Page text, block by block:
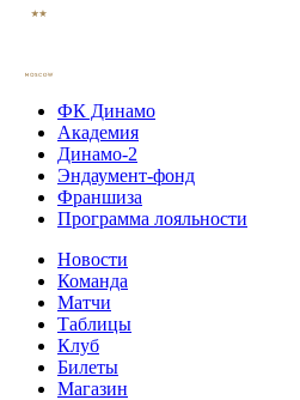
ФК Динамо
Академия
Динамо-2
Эндаумент-фонд
Франшиза
Программа лояльности
Новости
Команда
Матчи
Таблицы
Клуб
Билеты
Магазин